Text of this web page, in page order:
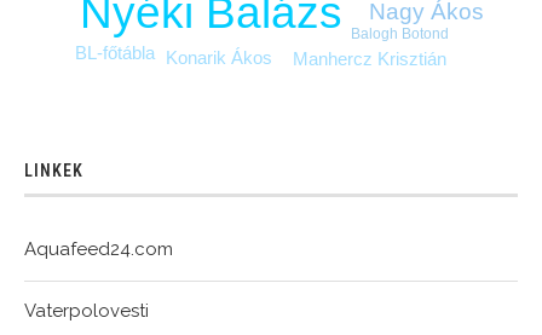
Nyéki Balázs Nagy Ákos
BL-főtábla Konarik Ákos Manhercz Krisztián
Balogh Botond
LINKEK
Aquafeed24.com
Vaterpolovesti